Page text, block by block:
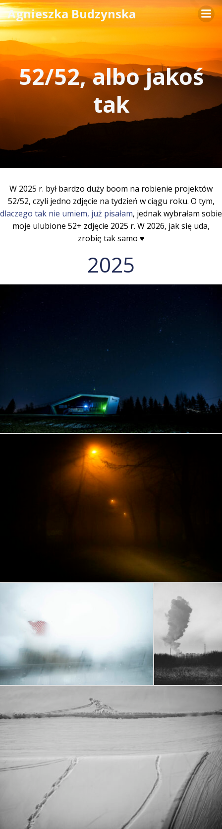
Skip
to
content
Agnieszka Budzynska
52/52, albo jakoś
tak
W 2025 r. był bardzo duży boom na robienie projektów
52/52, czyli jedno zdjęcie na tydzień w ciągu roku. O tym,
dlaczego tak nie umiem, już pisałam, jednak wybrałam sobie
moje ulubione 52+ zdjęcie 2025 r. W 2026, jak się uda,
zrobię tak samo ♥️
2025